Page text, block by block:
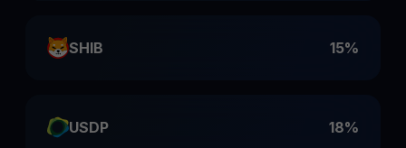
SHIB 15%
USDP 18%